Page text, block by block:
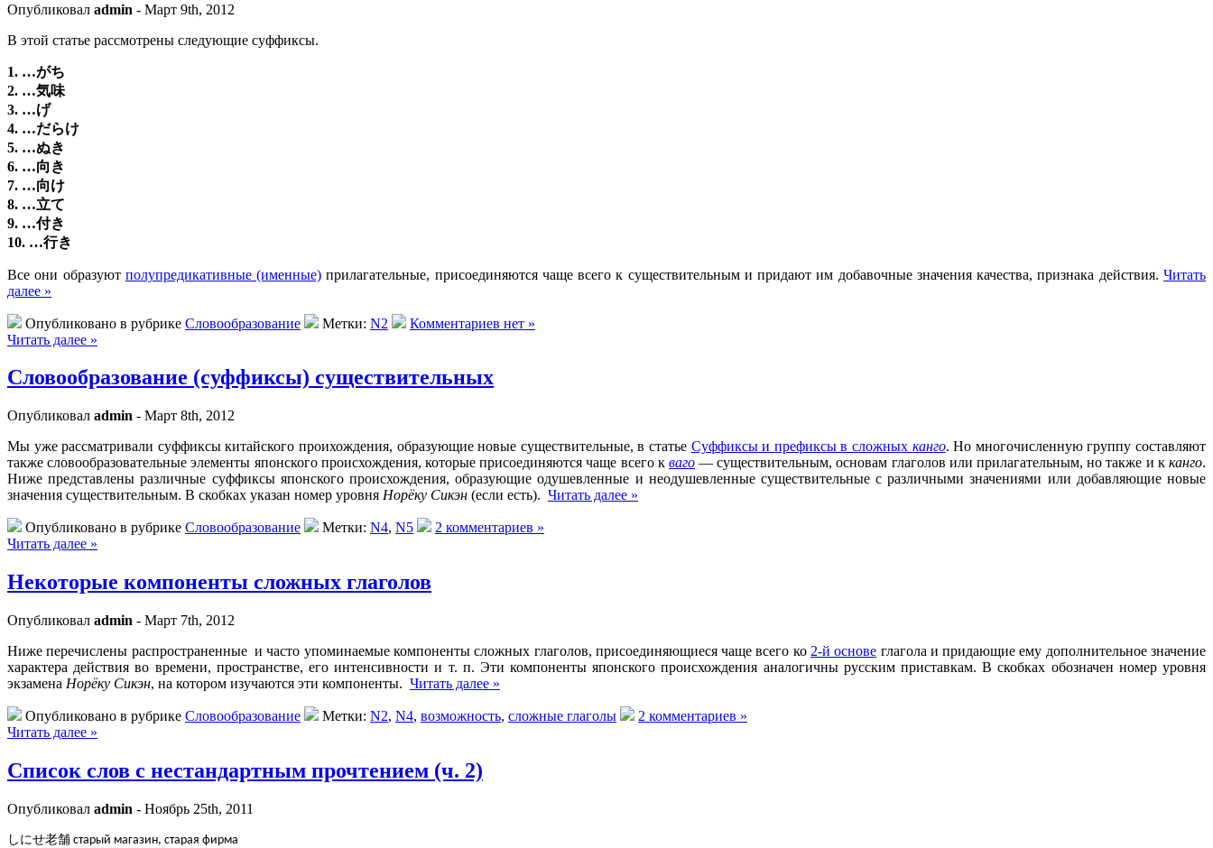
Опубликовал admin - Март 9th, 2012
В этой статье рассмотрены следующие суффиксы.
1. …がち
2. …気味
3. …げ
4. …だらけ
5. …ぬき
6. …向き
7. …向け
8. …立て
9. …付き
10. …行き
Все они образуют полупредикативные (именные) прилагательные, присоединяются чаще всего к существительным и придают им добавочные значения качества, признака действия.Читать
далее »
Опубликовано в рубрике Словообразование Метки: N2
Комментариев нет »
Читать далее »
Словообразование (суффиксы) существительных
Опубликовал admin - Март 8th, 2012
Мы уже рассматривали суффиксы китайского проихождения, образующие новые существительные, в статье Суффиксы и префиксы в сложных канго. Но многочисленную группу составляют
также словообразовательные элементы японского происхождения, которые присоединяются чаще всего к ваго— существительным, основам глаголов или прилагательным, но также и кканго.
Ниже представлены различные суффиксы японского происхождения, образующие одушевленные и неодушевленные существительные с различными значениями или добавляющие новые
значения существительным. В скобках указан номер уровня Норёку Сикэн (если есть). Читать далее »
Опубликовано в рубрике Словообразование Метки: N4, N5
2 комментариев »
Читать далее »
Некоторые компоненты сложных глаголов
Опубликовал admin - Март 7th, 2012
Ниже перечислены распространенные и часто упоминаемые компоненты сложных глаголов, присоединяющиеся чаще всего ко 2-й основе глагола и придающие ему дополнительное значение
характера действия во времени, пространстве, его интенсивности и т. п. Эти компоненты японского происхождения аналогичны русским приставкам. В скобках обозначен номер уровня
экзамена Норёку Сикэн, на котором изучаются эти компоненты. Читать далее »
Опубликовано в рубрике Словообразование Метки: N2, N4, возможность, сложные глаголы
2 комментариев »
Читать далее »
Список слов с нестандартным прочтением (ч. 2)
Опубликовал admin - Ноябрь 25th, 2011
しにせ老舗 старый магазин, старая фирма